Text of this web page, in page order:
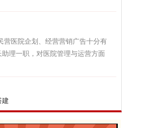
营医院企划、经营营销广告十分有
理一职，对医院管理与运营方面